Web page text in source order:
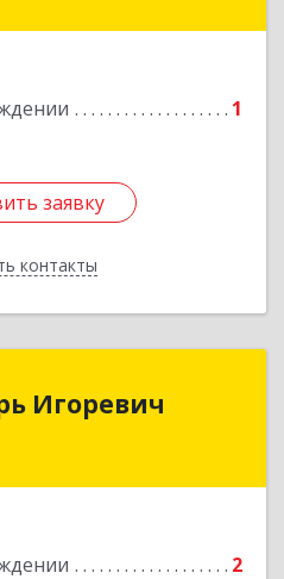
1
заявку
контакты
заявку
Игоревич
2
г. Радужный, 1 мкн.,